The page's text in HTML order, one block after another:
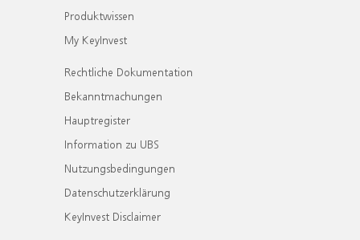
Produktwissen
My KeyInvest
Rechtliche Dokumentation
Bekanntmachungen
Hauptregister
Information zu UBS
Nutzungsbedingungen
Datenschutzerklärung
KeyInvest Disclaimer